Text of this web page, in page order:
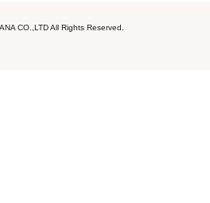
CO.,LTD All Rights Reserved.